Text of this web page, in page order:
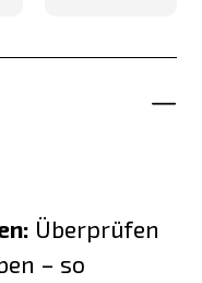
Überprüfen
– so